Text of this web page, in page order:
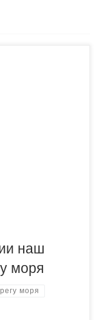
наш
моря
моря